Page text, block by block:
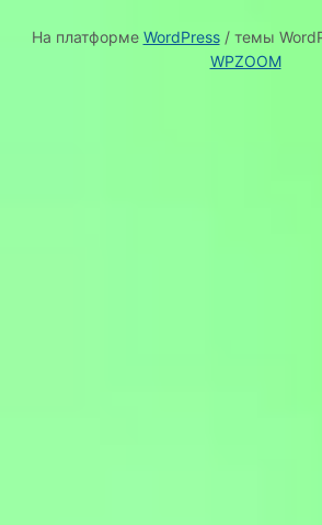
На платформе WordPress/ темы
WPZOOM